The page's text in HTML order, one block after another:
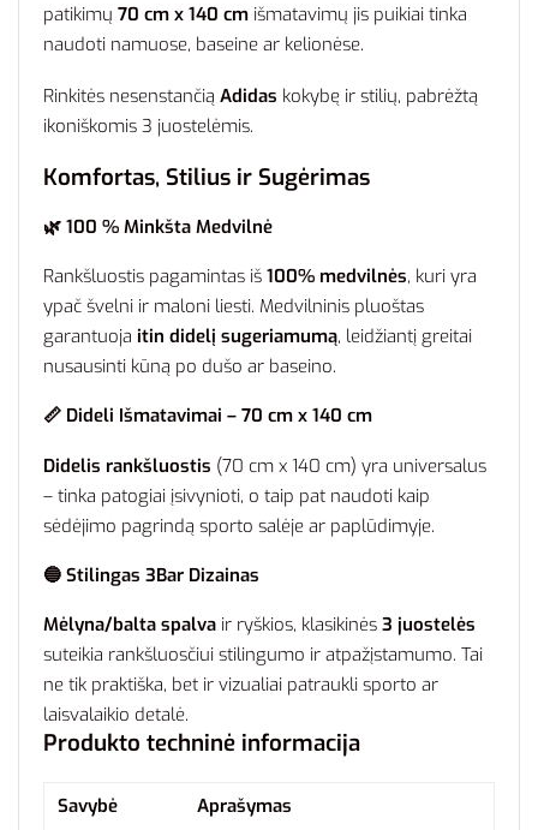
patikimų 70 cm x 140 cm išmatavimų jis puikiai tinka
naudoti namuose, baseine ar kelionėse.
Rinkitės nesenstančią Adidas kokybę ir stilių, pabrėžtą
ikoniškomis 3 juostelėmis.
Komfortas, Stilius ir Sugėrimas
🌿 100 % Minkšta Medvilnė
Rankšluostis pagamintas iš 100% medvilnės, kuri yra
ypač švelni ir maloni liesti. Medvilninis pluoštas
garantuoja itin didelį sugeriamumą, leidžiantį greitai
nusausinti kūną po dušo ar baseino.
📏 Dideli Išmatavimai – 70 cm x 140 cm
Didelis rankšluostis (70 cm x 140 cm) yra universalus
– tinka patogiai įsivynioti, o taip pat naudoti kaip
sėdėjimo pagrindą sporto salėje ar paplūdimyje.
🔵 Stilingas 3Bar Dizainas
Mėlyna/balta spalva ir ryškios, klasikinės 3 juostelės
suteikia rankšluosčiui stilingumo ir atpažįstamumo. Tai
ne tik praktiška, bet ir vizualiai patraukli sporto ar
laisvalaikio detalė.
Produkto techninė informacija
Savybė Aprašymas